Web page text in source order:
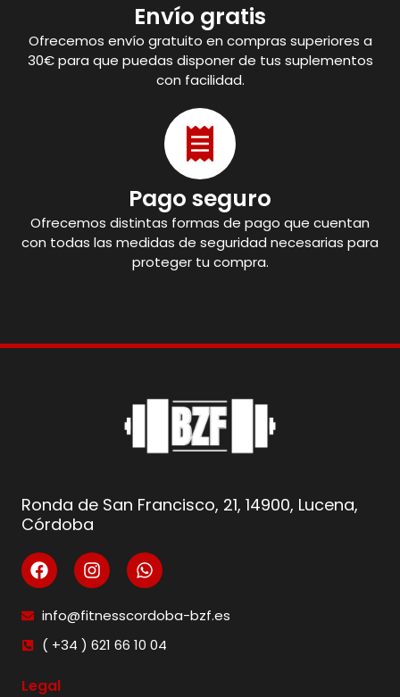
Envío gratis
Ofrecemos envío gratuito en compras superiores a
30€ para que puedas disponer de tus suplementos
con facilidad.
Pago seguro
Ofrecemos distintas formas de pago que cuentan
con todas las medidas de seguridad necesarias para
proteger tu compra.
Ronda de San Francisco, 21, 14900, Lucena,
Córdoba
info@fitnesscordoba-bzf.es
( +34 ) 621 66 10 04
Legal